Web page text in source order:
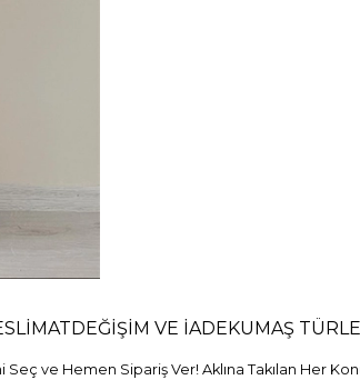
DEĞİŞİM VE İADEKUMAŞ
ve Hemen Sipariş Ver! Aklına Takılan Her